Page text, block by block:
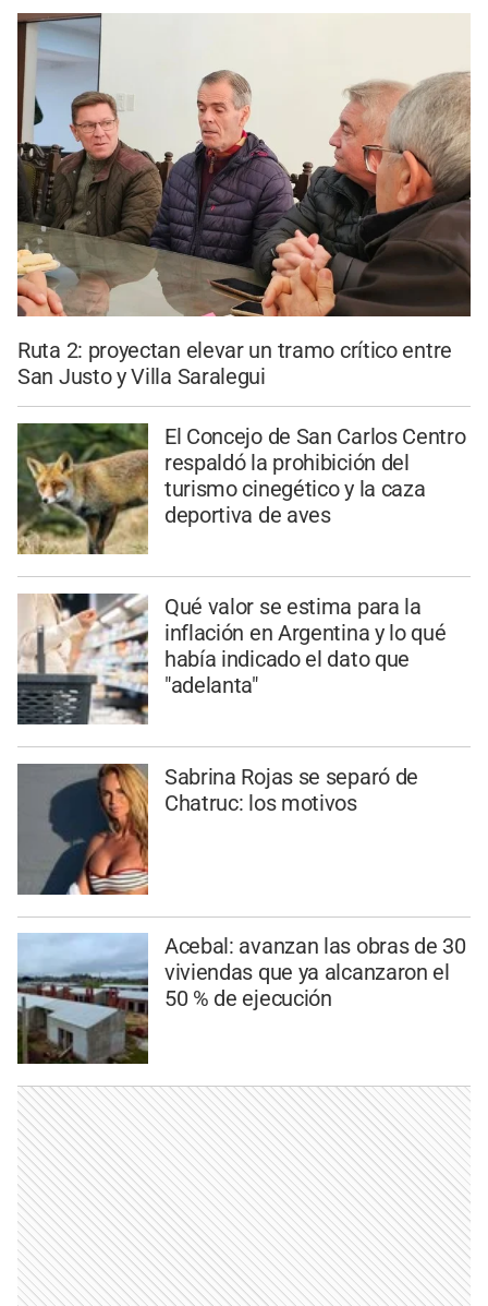
Ruta 2: proyectan elevar un tramo crítico entre
San Justo y Villa Saralegui
El Concejo de San Carlos Centro
respaldó la prohibición del
turismo cinegético y la caza
deportiva de aves
Qué valor se estima para la
inflación en Argentina y lo qué
había indicado el dato que
"adelanta"
Sabrina Rojas se separó de
Chatruc: los motivos
Acebal: avanzan las obras de 30
viviendas que ya alcanzaron el
50 % de ejecución